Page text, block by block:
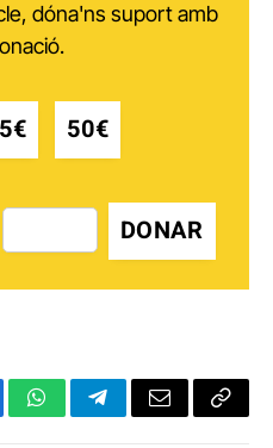
dóna'ns suport amb
50€
DONAR
WhatsAppTelegramEmail Copy